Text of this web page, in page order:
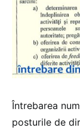
Întrebarea
posturile de